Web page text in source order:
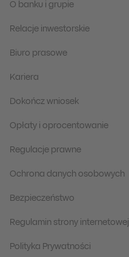
O banku i grupie
Relacje inwestorskie
Biuro prasowe
Kariera
Dokończ wniosek
Opłaty i oprocentowanie
Regulacje prawne
Ochrona danych osobowych
Bezpieczeństwo
Regulamin strony internetowej
Polityka Prywatności